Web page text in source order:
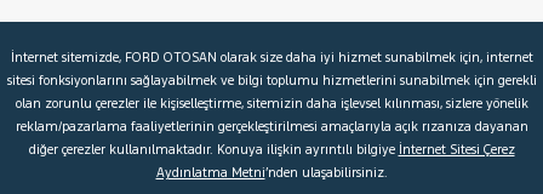
SUBARU
TESLA
TOGG
İkinci El Garanti
Kampanyalar
Kredi Hesaplama & Başvuru
İnternet sitemizde, FORD OTOSAN olarak size daha iyi hizmet sunabilmek için, internet
sitesi fonksiyonlarını sağlayabilmek ve bilgi toplumu hizmetlerini sunabilmek için gerekli
olan zorunlu çerezler ile kişiselleştirme, sitemizin daha işlevsel kılınması, sizlere yönelik
reklam/pazarlama faaliyetlerinin gerçekleştirilmesi amaçlarıyla açık rızanıza dayanan
diğer çerezler kullanılmaktadır. Konuya ilişkin ayrıntılı bilgiye İnternet Sitesi Çerez
Aydınlatma Metni’nden ulaşabilirsiniz.